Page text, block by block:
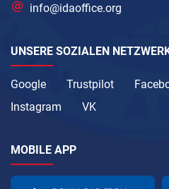
info@idaoffice.org
UNSERE SOZIALEN
Google Trustpilot
Instagram
VK
MOBILE APP